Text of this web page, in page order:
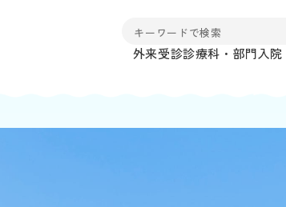
外来受診診療科・部門入